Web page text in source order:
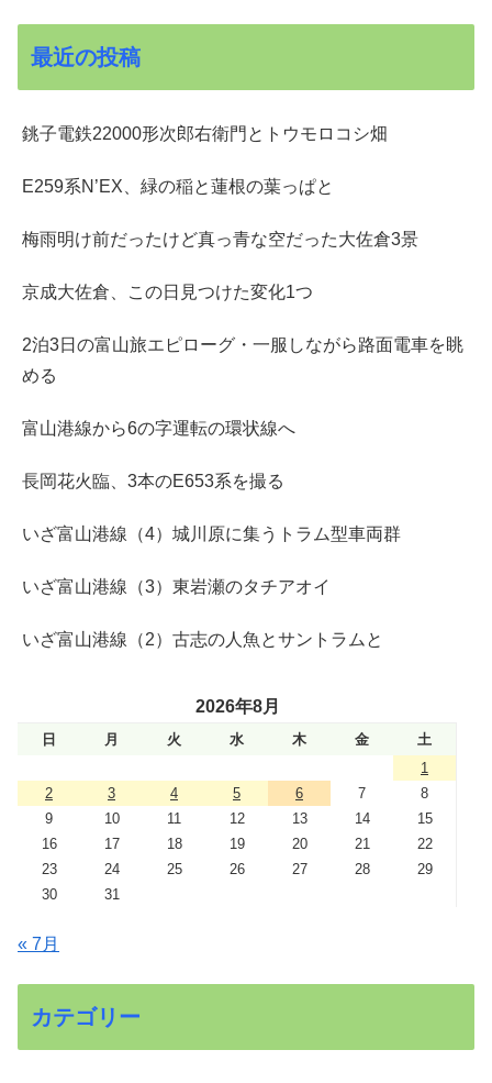
最近の投稿
銚子電鉄22000形次郎右衛門とトウモロコシ畑
E259系N’EX、緑の稲と蓮根の葉っぱと
梅雨明け前だったけど真っ青な空だった大佐倉3景
京成大佐倉、この日見つけた変化1つ
2泊3日の富山旅エピローグ・一服しながら路面電車を眺
める
富山港線から6の字運転の環状線へ
長岡花火臨、3本のE653系を撮る
いざ富山港線（4）城川原に集うトラム型車両群
いざ富山港線（3）東岩瀬のタチアオイ
いざ富山港線（2）古志の人魚とサントラムと
2026年8月
日 月 火 水 木 金
土
1
2
3 4 5 6 7
8
9
10 11 12 13 14
15
16
17 18 19 20 21
22
23
24 25 26 27 28
29
30
31
« 7月
カテゴリー